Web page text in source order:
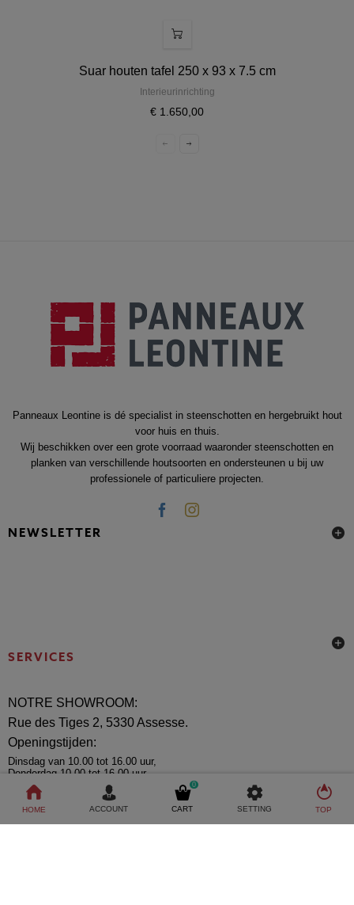
HOME ACCOUNT
0
CART SETTING TOP
Suar houten tafel 250 x 93 x 7.5 cm
Interieurinrichting
€ 1.650,00
Panneaux Leontine is dé specialist in steenschotten en hergebruikt hout
voor huis en thuis.
Wij beschikken over een grote voorraad waaronder steenschotten en
planken van verschillende houtsoorten en ondersteunen u bij uw
professionele of particuliere projecten.
NEWSLETTER
SERVICES
NOTRE SHOWROOM:
Rue des Tiges 2, 5330 Assesse.
Openingstijden:
Dinsdag van 10.00 tot 16.00 uur,
Donderdag 10.00 tot 16.00 uur,
Vrijdag van 10.00 tot 16.00 uur
Zaterdag van 8.00 tot 17.00 uur